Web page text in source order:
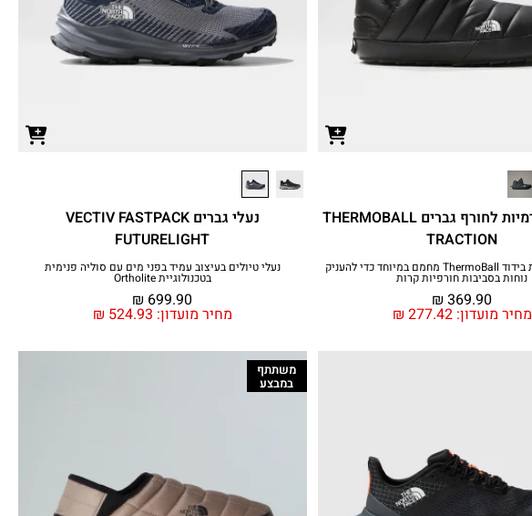
נעלי בית תרמיות לחורף גברים THERMOBALL
TRACTION
הנעליים כוללות בידוד ThermoBall‎ מחמם במיוחד כדי להעניק
נוחות בסביבות חורפיות קרות
מחיר מועדון: ₪ 277.42
₪ 369.90
נעלי גברים VECTIV FASTPACK
FUTURELIGHT
נעלי טיולים בעיצוב עמיד בפני מים עם סוליה פנימית
בטכנולוגיית Ortholite
מחיר מועדון: ₪ 524.93
₪ 699.90
משתתף
במבצע